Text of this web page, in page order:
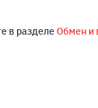
в разделеОбмен и